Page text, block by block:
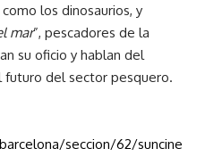
los dinosaurios, y
mar”, pescadores de la
su oficio y hablan del
del sector pesquero.
seccion/62/suncine